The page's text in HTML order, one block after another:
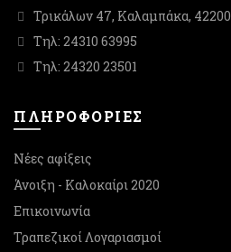
Τρικάλων 47, Καλαμπάκα, 42200
Τηλ: 24310 63995
Τηλ: 24320 23501
ΠΛΗΡΟΦΟΡΙΕΣ
Νέες αφίξεις
Άνοιξη - Καλοκαίρι 2020
Επικοινωνία
Τραπεζικοί Λογαριασμοί